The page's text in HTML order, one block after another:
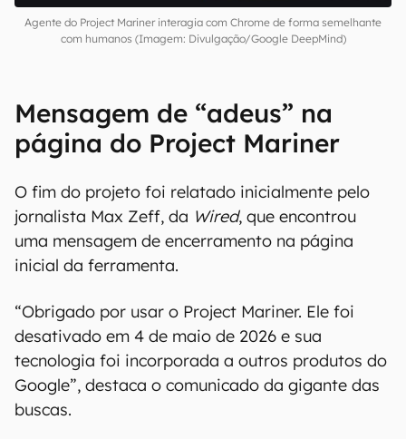
Agente do Project Mariner interagia com Chrome de forma semelhante
com humanos (Imagem: Divulgação/Google DeepMind)
Mensagem de “adeus” na
página do Project Mariner
O fim do projeto foi relatado inicialmente pelo
jornalista Max Zeff, da Wired, que encontrou
uma mensagem de encerramento na página
inicial da ferramenta.
“Obrigado por usar o Project Mariner. Ele foi
desativado em 4 de maio de 2026 e sua
tecnologia foi incorporada a outros produtos do
Google”, destaca o comunicado da gigante das
buscas.